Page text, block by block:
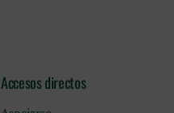
Accesos directos